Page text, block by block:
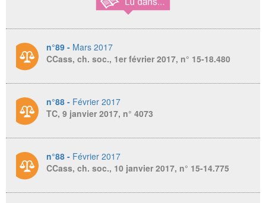
n°89 - Mars 2017
CCass, ch. soc., 1er février 2017, n° 15-18.480
n°88 - Février 2017
TC, 9 janvier 2017, n° 4073
n°88 - Février 2017
CCass, ch. soc., 10 janvier 2017, n° 15-14.775